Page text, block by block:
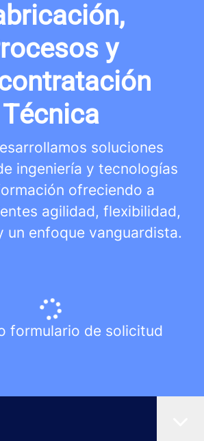
y
Técnica
soluciones
ingeniería y tecnologías
ofreciendo a
agilidad, flexibilidad,
un enfoque vanguardista.
formulario de solicitud